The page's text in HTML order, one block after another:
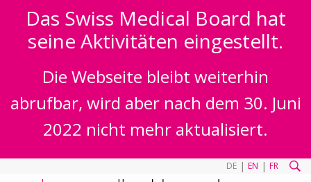
Das Swiss Medical Board hat
seine Aktivitäten eingestellt.
Die Webseite bleibt weiterhin
abrufbar, wird aber nach dem 30. Juni
2022 nicht mehr aktualisiert.
DE | EN | FR